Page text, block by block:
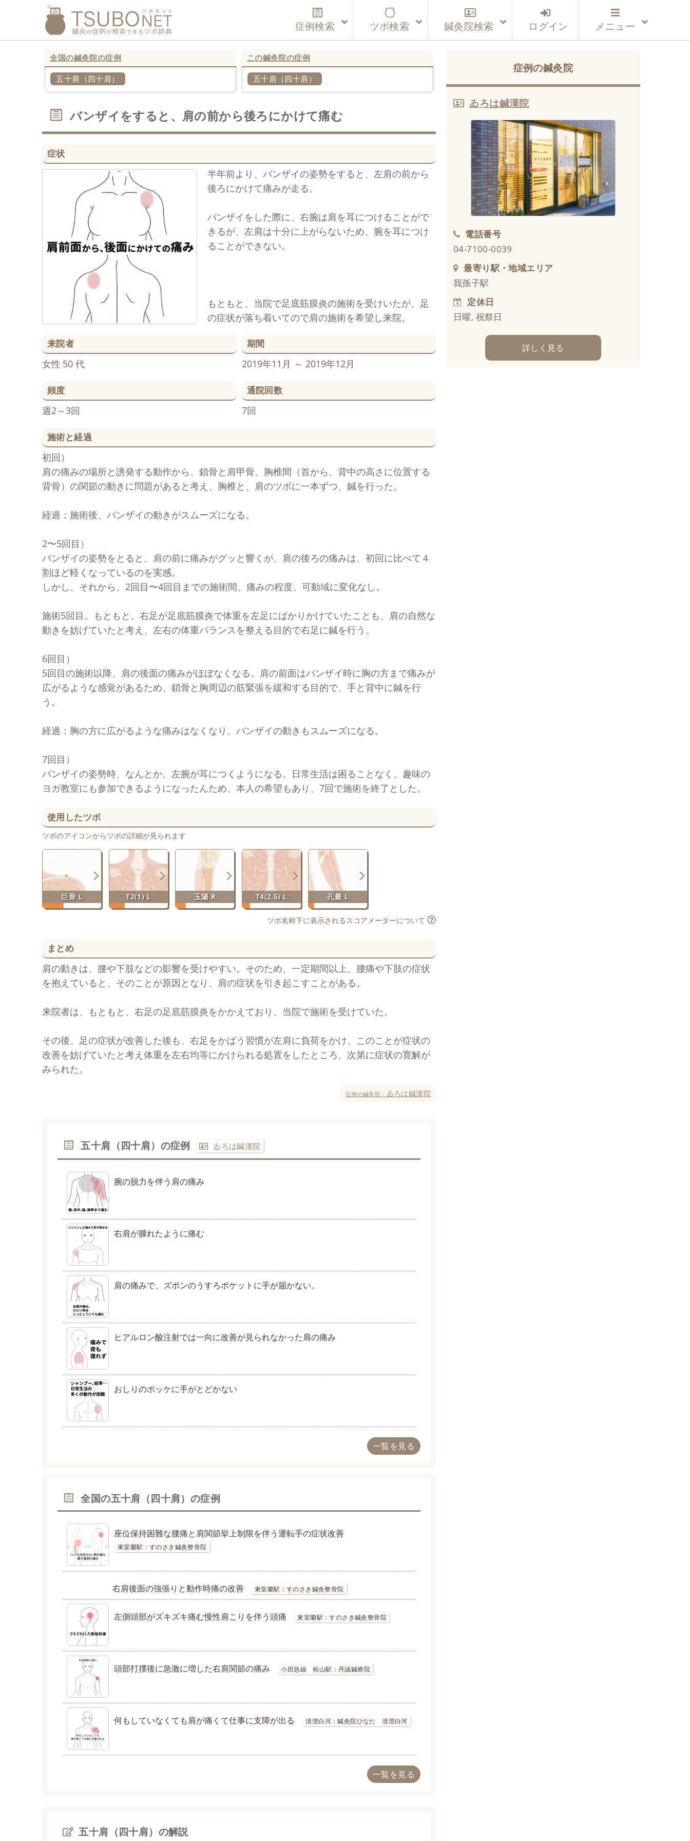
症例検索 ツボ検索 鍼灸院検索 ログイン メニュー
全国の鍼灸院の症例
五十肩（四十肩）
この鍼灸院の症例
五十肩（四十肩）
バンザイをすると、肩の前から後ろにかけて痛む
症状
半年前より、バンザイの姿勢をすると、左肩の前から
後ろにかけて痛みが走る。
バンザイをした際に、右腕は肩を耳につけることがで
きるが、左肩は十分に上がらないため、腕を耳につけ
ることができない。
もともと、当院で足底筋膜炎の施術を受けいたが、足
の症状が落ち着いてので肩の施術を希望し来院。
来院者
女性 50 代
期間
2019年11月 ～ 2019年12月
頻度
週2～3回
通院回数
7回
施術と経過
初回）
肩の痛みの場所と誘発する動作から、鎖骨と肩甲骨、胸椎間（首から、背中の高さに位置する
背骨）の関節の動きに問題があると考え、胸椎と、肩のツボに一本ずつ、鍼を行った。
経過：施術後、バンザイの動きがスムーズになる。
2〜5回目）
バンザイの姿勢をとると、肩の前に痛みがグッと響くが、肩の後ろの痛みは、初回に比べて４
割ほど軽くなっているのを実感。
しかし、それから、2回目〜4回目までの施術間、痛みの程度、可動域に変化なし。
施術5回目。もともと、右足が足底筋膜炎で体重を左足にばかりかけていたことも、肩の自然な
動きを妨げていたと考え、左右の体重バランスを整える目的で右足に鍼を行う。
6回目）
5回目の施術以降、肩の後面の痛みがほぼなくなる。肩の前面はバンザイ時に胸の方まで痛みが
広がるような感覚があるため、鎖骨と胸周辺の筋緊張を緩和する目的で、手と背中に鍼を行
う。
経過：胸の方に広がるような痛みはなくなり、バンザイの動きもスムーズになる。
7回目）
バンザイの姿勢時、なんとか、左腕が耳につくようになる。日常生活は困ることなく、趣味の
ヨガ教室にも参加できるようになったんため、本人の希望もあり、7回で施術を終了とした。
使用したツボ
ツボのアイコンからツボの詳細が見られます
巨骨 L T2(1) L 玉陽 R T4(2.5) L 孔最 L
ツボ名称下に表示されるスコアメーターについて
まとめ
肩の動きは、腰や下肢などの影響を受けやすい。そのため、一定期間以上、腰痛や下肢の症状
を抱えていると、そのことが原因となり、肩の症状を引き起こすことがある。
来院者は、もともと、右足の足底筋膜炎をかかえており、当院で施術を受けていた。
その後、足の症状が改善した後も、右足をかばう習慣が左肩に負荷をかけ、このことが症状の
改善を妨げていたと考え体重を左右均等にかけられる処置をしたところ、次第に症状の寛解が
みられた。
症例の鍼灸院： ゐろは鍼漢院
五十肩（四十肩）の症例 ゐろは鍼漢院
腕の脱力を伴う肩の痛み
右肩が腫れたように痛む
肩の痛みで、ズボンのうすろポケットに手が届かない。
ヒアルロン酸注射では一向に改善が見られなかった肩の痛み
おしりのポッケに手がとどかない
一覧を見る
全国の五十肩（四十肩）の症例
座位保持困難な腰痛と肩関節挙上制限を伴う運転手の症状改善
東室蘭駅：すのさき鍼灸整骨院
右肩後面の強張りと動作時痛の改善 東室蘭駅：すのさき鍼灸整骨院
左側頭部がズキズキ痛む慢性肩こりを伴う頭痛 東室蘭駅：すのさき鍼灸整骨院
頭部打撲後に急激に増した右肩関節の痛み 小田急線 栢山駅：丹誠鍼療院
何もしていなくても肩が痛くて仕事に支障が出る 清澄白河：鍼灸院ひなた 清澄白河
一覧を見る
五十肩（四十肩）の解説
症例の鍼灸院
ゐろは鍼漢院
電話番号
04-7100-0039
最寄り駅・地域エリア
我孫子駅
定休日
日曜, 祝祭日
詳しく見る